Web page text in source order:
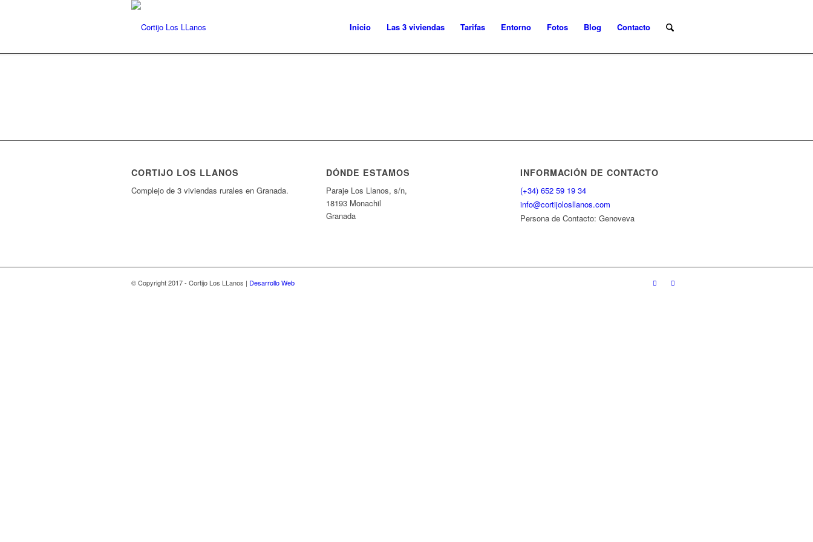
Inicio Las 3 viviendas Tarifas Entorno Fotos Blog Contacto
CORTIJO LOS LLANOS
Complejo de 3 viviendas rurales en Granada.
DÓNDE ESTAMOS
Paraje Los Llanos, s/n,
18193 Monachil
Granada
INFORMACIÓN DE CONTACTO
(+34) 652 59 19 34
info@cortijolosllanos.com
Persona de Contacto: Genoveva
© Copyright 2017 - Cortijo Los LLanos | Desarrollo Web